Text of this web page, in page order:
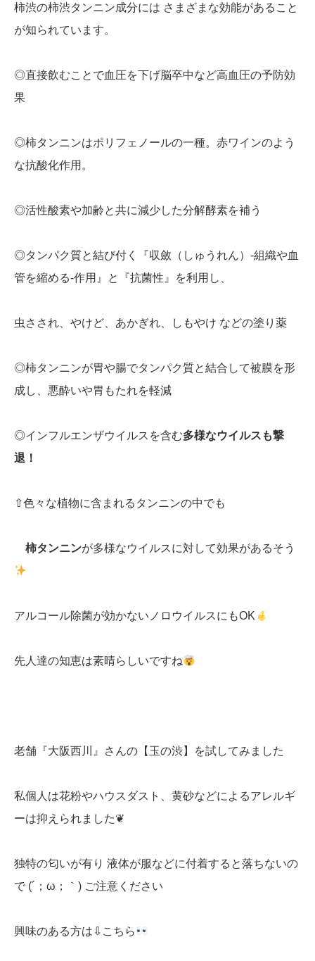
柿渋の柿渋タンニン成分には さまざまな効能があること
が知られています。
◎直接飲むことで血圧を下げ脳卒中など高血圧の予防効
果
◎柿タンニンはポリフェノールの一種。赤ワインのよう
な抗酸化作用。
◎活性酸素や加齢と共に減少した分解酵素を補う
◎タンパク質と結び付く『収斂（しゅうれん）-組織や血
管を縮める-作用』と『抗菌性』を利用し、
虫さされ、やけど、あかぎれ、しもやけ などの塗り薬
◎柿タンニンが胃や腸でタンパク質と結合して被膜を形
成し、悪酔いや胃もたれを軽減
◎インフルエンザウイルスを含む多様なウイルスも撃
退！
⇧色々な植物に含まれるタンニンの中でも
柿タンニンが多様なウイルスに対して効果があるそう
アルコール除菌が効かないノロウイルスにもOK
先人達の知恵は素晴らしいですね
老舗『大阪西川』さんの【玉の渋】を試してみました
私個人は花粉やハウスダスト、黄砂などによるアレルギ
ーは抑えられました❦
独特の匂いが有り 液体が服などに付着すると落ちないの
で (´；ω；｀) ご注意ください
興味のある方は⇩こちら